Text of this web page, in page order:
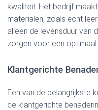
kwaliteit. Het bedrijf
materialen, zoals echt
alleen de levensduur van
zorgen voor een
Klantgerichte
Een van de belangrijkste
de klantgerichte